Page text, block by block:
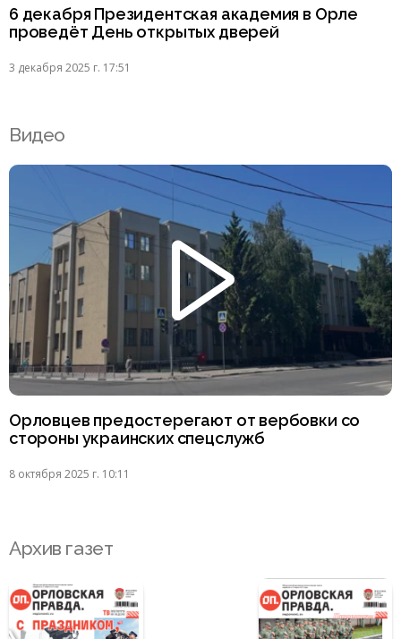
6 декабря Президентская академия в Орле
проведёт День открытых дверей
3 декабря 2025 г. 17:51
Видео
Орловцев предостерегают от вербовки со
стороны украинских спецслужб
8 октября 2025 г. 10:11
Архив газет